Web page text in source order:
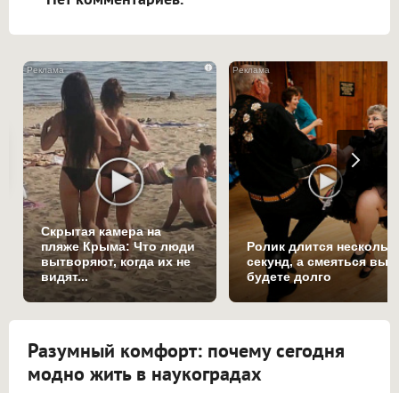
i
Скрытая камера на
пляже Крыма: Что люди
вытворяют, когда их не
видят...
Ролик длится
секунд, а смеяться вы
будете долго
Разумный комфорт: почему сегодня
модно жить в наукоградах